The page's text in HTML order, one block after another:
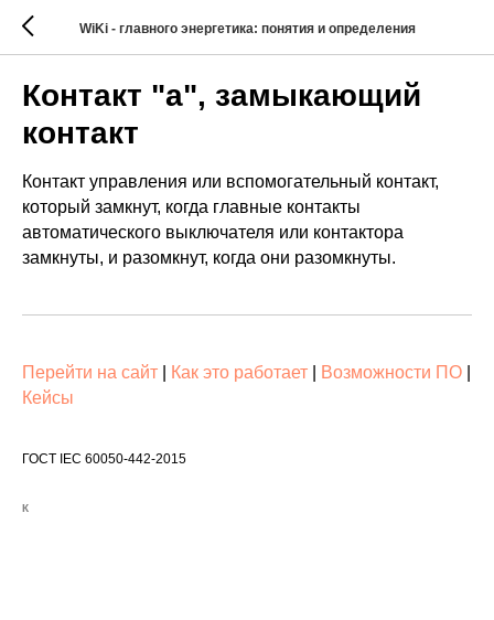
WiKi - главного энергетика: понятия и определения
Контакт "а", замыкающий
контакт
Контакт управления или вспомогательный контакт,
который замкнут, когда главные контакты
автоматического выключателя или контактора
замкнуты, и разомкнут, когда они разомкнуты.
Перейти на сайт Как это работает Возможности ПО
Кейсы
ГОСТ IEC 60050-442-2015
К